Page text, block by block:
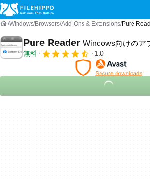
Windows Browsers Add-Ons & Extensions Pure
Pure Reader Windows向けのア
無料 1.0